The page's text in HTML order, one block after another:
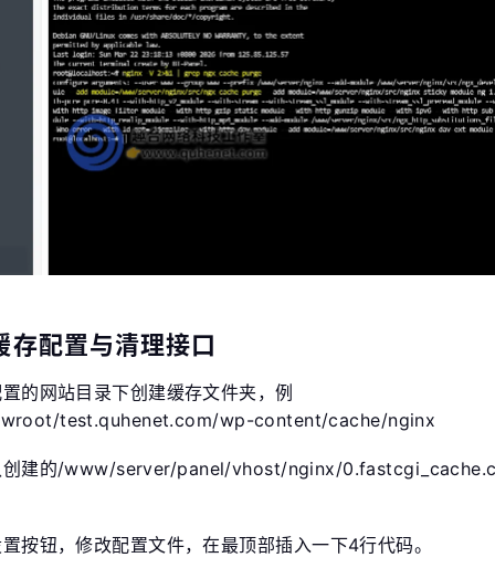
存配置与清理接口
的网站目录下创建缓存文件夹，例
test.quhenet.com/wp-content/cache/nginx
创建的/www/server/panel/vhost/nginx/
按钮，修改配置文件，在最顶部插入一下4行代码。